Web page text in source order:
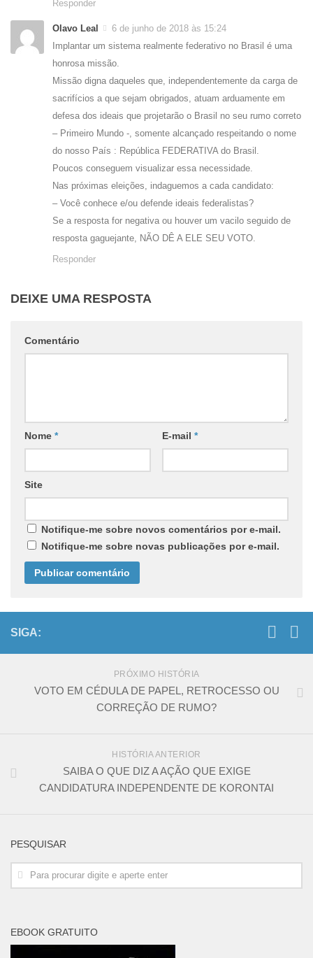
Responder
Olavo Leal
6 de junho de 2018 às 15:24
Implantar um sistema realmente federativo no Brasil é uma
honrosa missão.
Missão digna daqueles que, independentemente da carga de
sacrifícios a que sejam obrigados, atuam arduamente em
defesa dos ideais que projetarão o Brasil no seu rumo correto
– Primeiro Mundo -, somente alcançado respeitando o nome
do nosso País : República FEDERATIVA do Brasil.
Poucos conseguem visualizar essa necessidade.
Nas próximas eleições, indaguemos a cada candidato:
– Você conhece e/ou defende ideais federalistas?
Se a resposta for negativa ou houver um vacilo seguido de
resposta gaguejante, NÃO DÊ A ELE SEU VOTO.
Responder
DEIXE UMA RESPOSTA
Comentário
Nome * E-mail *
Site
Notifique-me sobre novos comentários por e-mail.
Notifique-me sobre novas publicações por e-mail.
SIGA:
PRÓXIMO HISTÓRIA
VOTO EM CÉDULA DE PAPEL, RETROCESSO OU
CORREÇÃO DE RUMO?
HISTÓRIA ANTERIOR
SAIBA O QUE DIZ A AÇÃO QUE EXIGE
CANDIDATURA INDEPENDENTE DE KORONTAI
PESQUISAR
EBOOK GRATUITO